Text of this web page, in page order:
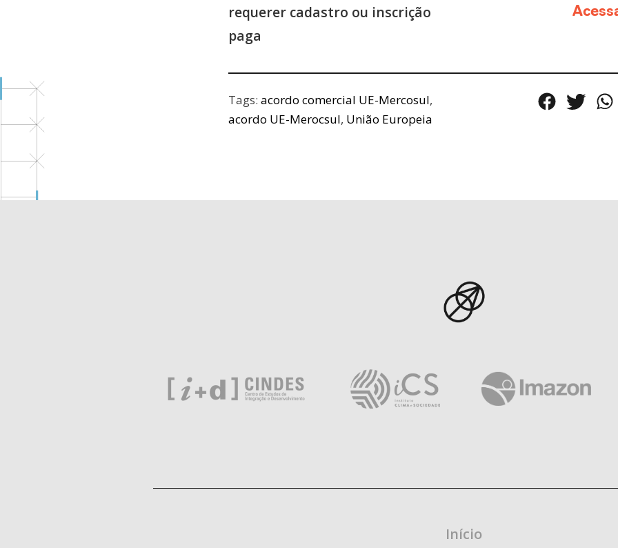
requerer cadastro ou inscrição
paga
Tags: acordo comercial UE-Mercosul,
acordo UE-Merocsul, União Europeia
Início